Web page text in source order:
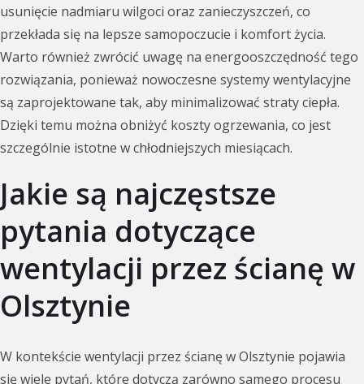
usunięcie nadmiaru wilgoci oraz zanieczyszczeń, co
przekłada się na lepsze samopoczucie i komfort życia.
Warto również zwrócić uwagę na energooszczędność tego
rozwiązania, ponieważ nowoczesne systemy wentylacyjne
są zaprojektowane tak, aby minimalizować straty ciepła.
Dzięki temu można obniżyć koszty ogrzewania, co jest
szczególnie istotne w chłodniejszych miesiącach.
Jakie są najczęstsze
pytania dotyczące
wentylacji przez ścianę w
Olsztynie
W kontekście wentylacji przez ścianę w Olsztynie pojawia
się wiele pytań, które dotyczą zarówno samego procesu